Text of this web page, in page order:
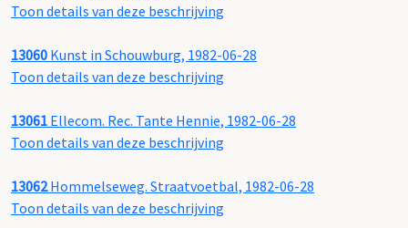
Toon details van deze beschrijving
13060 Kunst in Schouwburg, 1982-06-28
Toon details van deze beschrijving
13061 Ellecom. Rec. Tante Hennie, 1982-06-28
Toon details van deze beschrijving
13062Hommelseweg. Straatvoetbal, 1982-06-28
Toon details van deze beschrijving